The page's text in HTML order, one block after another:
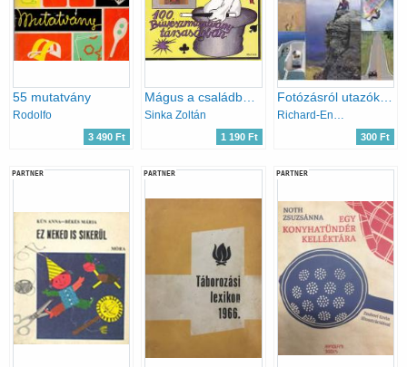
55 mutatvány
Rodolfo
3 490 Ft
Mágus a családban - 100 bűvészmutatvány társaságban
Sinka Zoltán
1 190 Ft
Fotózásról utazóknak, nyaralóknak
Richard-Enczi Zoltán Keating
300 Ft
PARTNER PARTNER PARTNER